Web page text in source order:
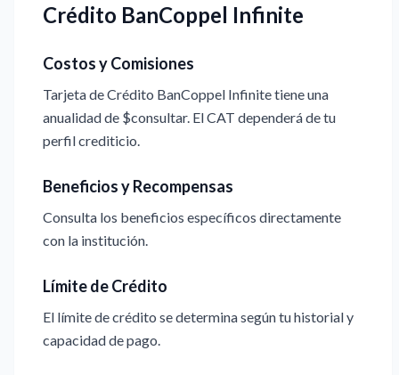
Crédito BanCoppel Infinite
Costos y Comisiones
Tarjeta de Crédito BanCoppel Infinite tiene una
anualidad de $consultar. El CAT dependerá de tu
perfil crediticio.
Beneficios y Recompensas
Consulta los beneficios específicos directamente
con la institución.
Límite de Crédito
El límite de crédito se determina según tu historial y
capacidad de pago.